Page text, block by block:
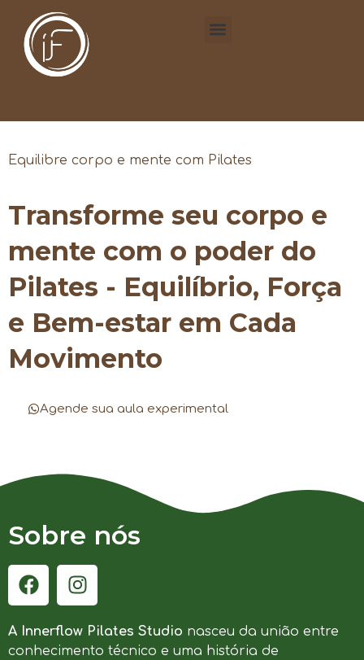
Equilibre corpo e mente com Pilates
Transforme seu corpo e
mente com o poder do
Pilates - Equilíbrio, Força
e Bem-estar em Cada
Movimento
Agende sua aula experimental
Sobre nós
A Innerflow Pilates Studio nasceu da união entre
conhecimento técnico e uma história de